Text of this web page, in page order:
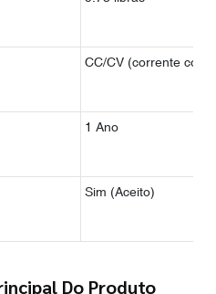
CC/CV (corrente
1 Ano
Sim (Aceito)
Do Produto